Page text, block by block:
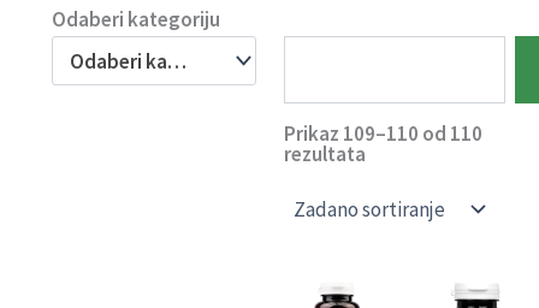
Odaberi kategoriju
Odaberi kategoriju
Prikaz 109–110 od 110
rezultata